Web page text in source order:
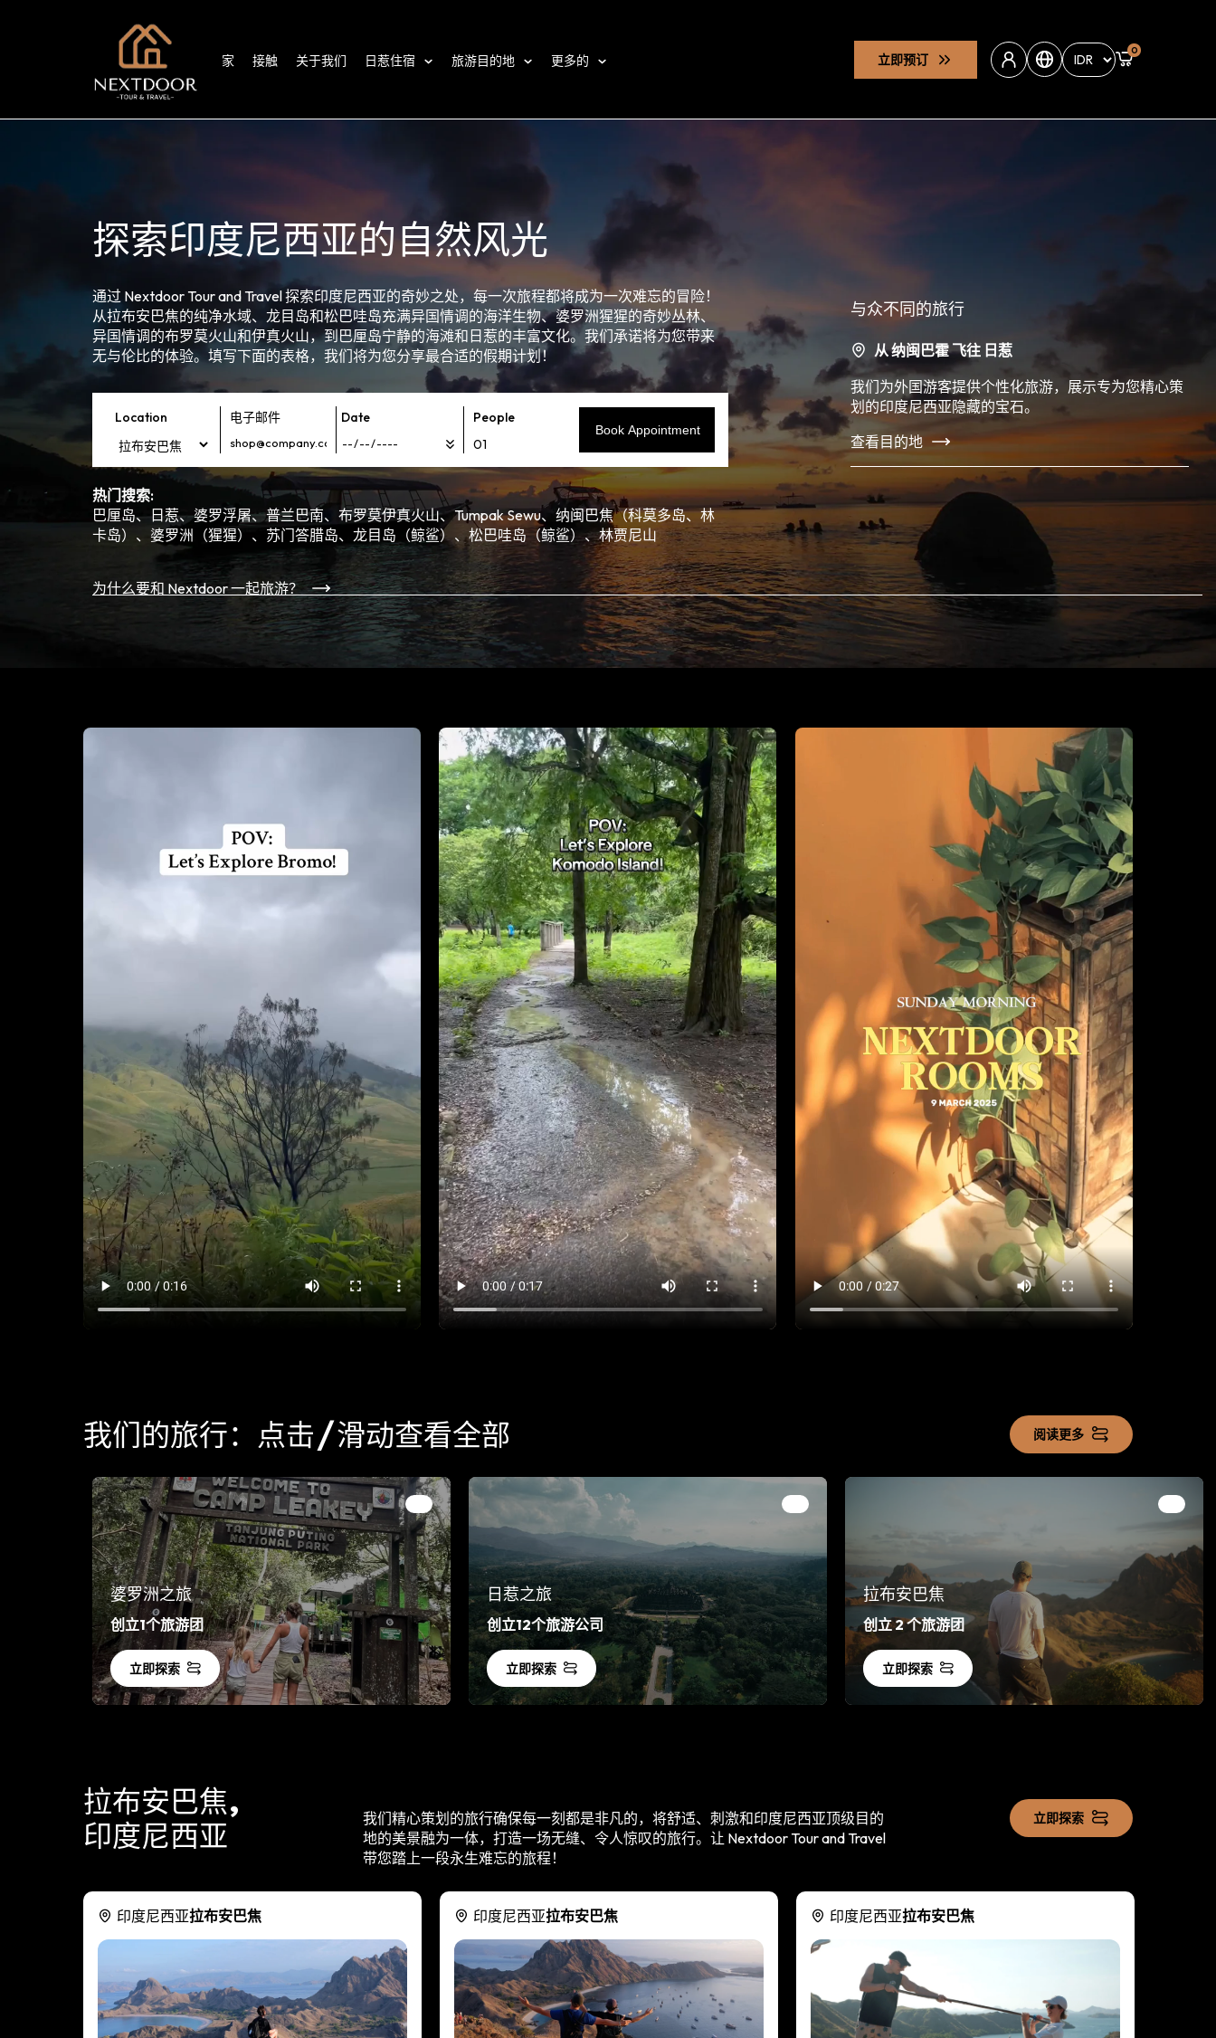
家 接触 关于我们 日惹住宿 旅游目的地 更多的 立即预订
0
探索印度尼西亚的自然风光
通过 Nextdoor Tour and Travel 探索印度尼西亚的奇妙之处，每一次旅程都将成为一次难忘的冒险！
从拉布安巴焦的纯净水域、龙目岛和松巴哇岛充满异国情调的海洋生物、婆罗洲猩猩的奇妙丛林、
异国情调的布罗莫火山和伊真火山，到巴厘岛宁静的海滩和日惹的丰富文化。我们承诺将为您带来
无与伦比的体验。填写下面的表格，我们将为您分享最合适的假期计划！
Location 电子邮件 Date People
Book Appointment
热门搜索:
巴厘岛、日惹、婆罗浮屠、普兰巴南、布罗莫伊真火山、Tumpak Sewu、纳闽巴焦（科莫多岛、林
卡岛）、婆罗洲（猩猩）、苏门答腊岛、龙目岛（鲸鲨）、松巴哇岛（鲸鲨）、林贾尼山
为什么要和 Nextdoor 一起旅游？
与众不同的旅行
从 纳闽巴霍 飞往 日惹
我们为外国游客提供个性化旅游，展示专为您精心策
划的印度尼西亚隐藏的宝石。
查看目的地
我们的旅行：点击/滑动查看全部 阅读更多
婆罗洲之旅
创立1个旅游团
立即探索
日惹之旅
创立12个旅游公司
立即探索
拉布安巴焦
创立 2 个旅游团
立即探索
拉布安巴焦,
印度尼西亚
我们精心策划的旅行确保每一刻都是非凡的，将舒适、刺激和印度尼西亚顶级目的
地的美景融为一体，打造一场无缝、令人惊叹的旅行。让 Nextdoor Tour and Travel
带您踏上一段永生难忘的旅程！
立即探索
印度尼西亚拉布安巴焦 印度尼西亚拉布安巴焦 印度尼西亚拉布安巴焦